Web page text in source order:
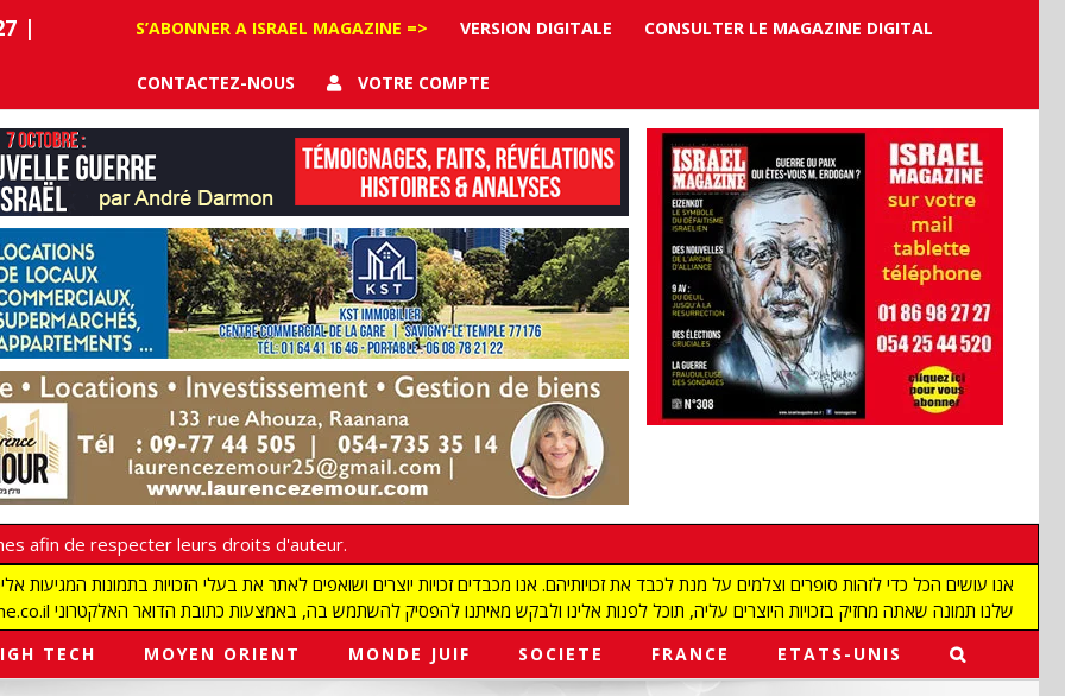
|
S’ABONNER A ISRAEL MAGAZINE => VERSION DIGITALE CONSULTER LE MAGAZINE DIGITAL
CONTACTEZ-NOUS VOTRE COMPTE
afin de respecter leurs droits d'auteur.
redaction@israelmagazine.co.il שלנו תמונה שאתה מחזיק בזכויות היוצרים עליה, תוכל לפנות אלינו ולבקש מאיתנו להפסיק להשתמש בה, באמצעות כתובת הדואר האלקטרוני
TECH MOYEN ORIENT MONDE JUIF SOCIETE FRANCE ETATS-UNIS